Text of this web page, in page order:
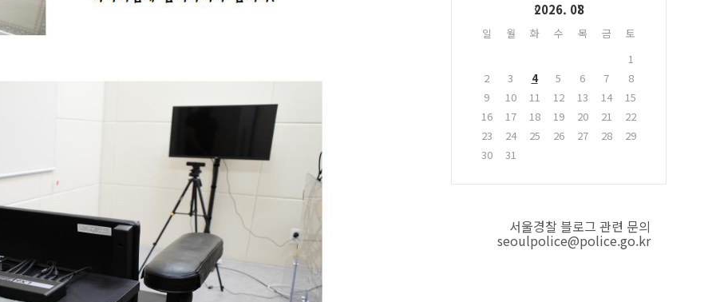
2026. 08
일 월 화 수 목 금
토
1
2
3 4 5 6 7
8
9
10 11 12 13 14
15
16
17 18 19 20 21
22
23
24 25 26 27 28
29
30
31
서울경찰 블로그 관련 문의
seoulpolice@police.go.kr